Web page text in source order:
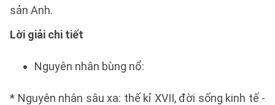
sản Anh.
Lời giải chi tiết
Nguyên nhân bùng nổ:
* Nguyên nhân sâu xa: thế kỉ XVII, đời sống kinh tế -